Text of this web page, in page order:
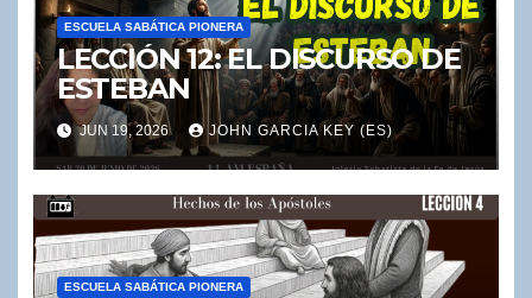
ESCUELA SABÁTICA PIONERA
LECCIÓN 12: EL DISCURSO DE
ESTEBAN
JUN 19, 2026 JOHN GARCIA KEY (ES)
ESCUELA SABÁTICA PIONERA